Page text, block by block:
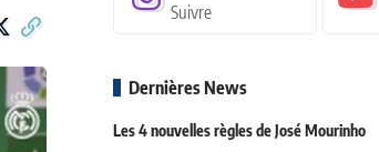
Suivre
Dernières News
Les 4 nouvelles règles de José Mourinho